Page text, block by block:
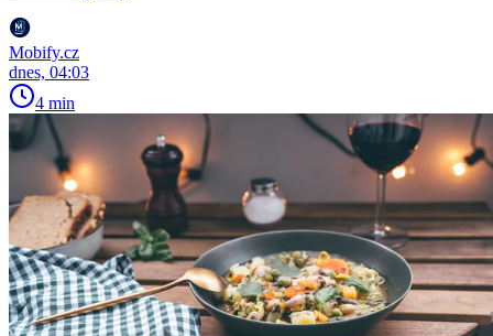
Mobify.cz
dnes, 04:03
4 min